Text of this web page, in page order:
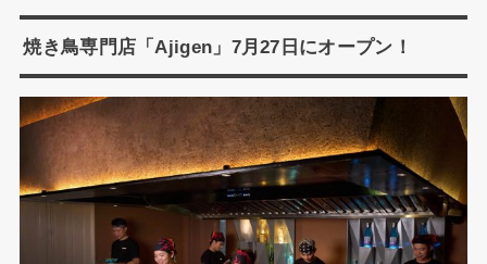
焼き鳥専門店「Ajigen」7月27日にオープン！